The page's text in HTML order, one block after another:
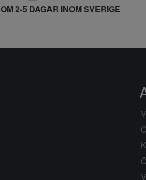
2-5 DAGAR INOM SVERIGE